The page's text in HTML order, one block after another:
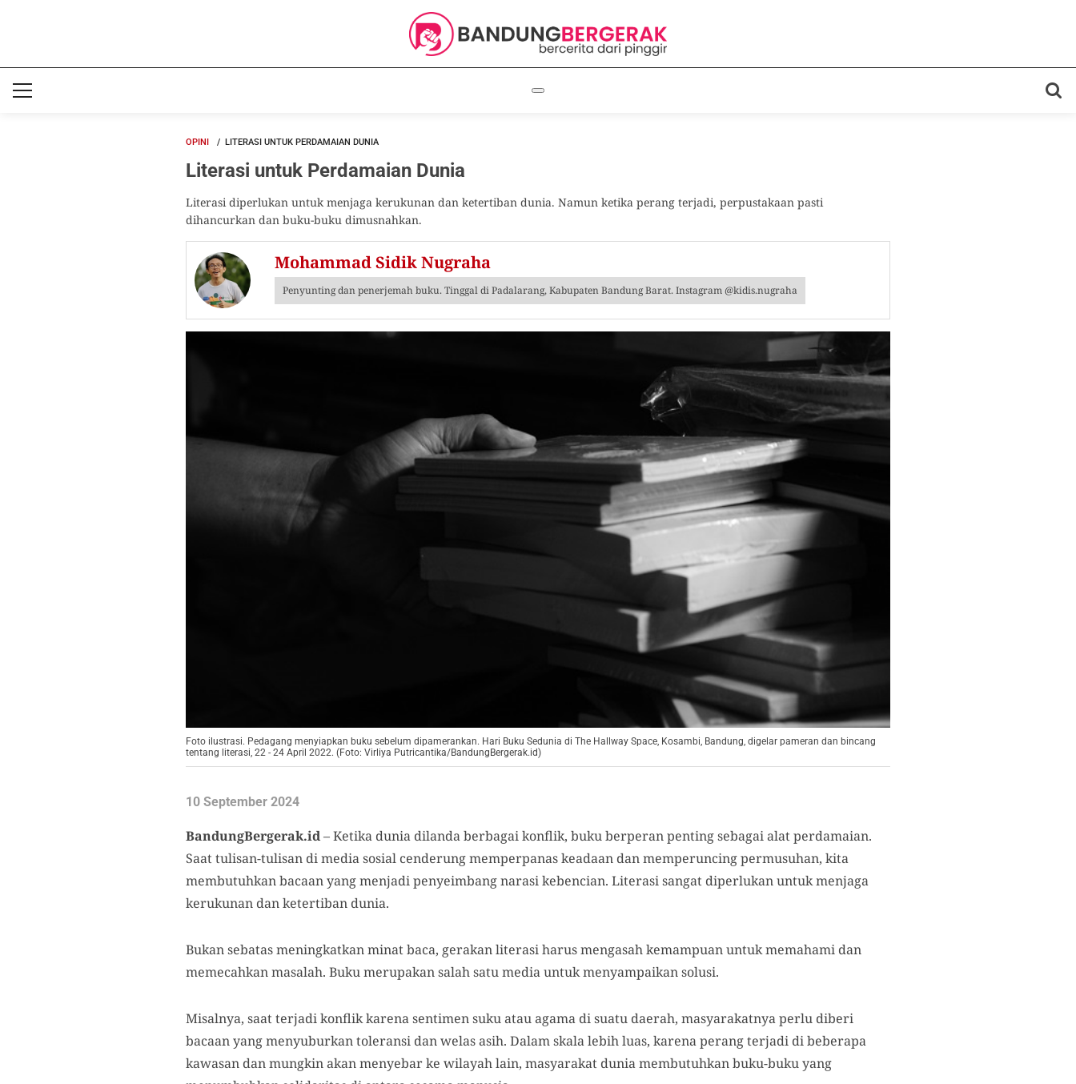
OPINI LITERASI UNTUK PERDAMAIAN DUNIA
Literasi untuk Perdamaian Dunia
Literasi diperlukan untuk menjaga kerukunan dan ketertiban dunia. Namun ketika perang terjadi, perpustakaan pasti
dihancurkan dan buku-buku dimusnahkan.
Mohammad Sidik Nugraha
Penyunting dan penerjemah buku. Tinggal di Padalarang, Kabupaten Bandung Barat. Instagram @kidis.nugraha
Foto ilustrasi. Pedagang menyiapkan buku sebelum dipamerankan. Hari Buku Sedunia di The Hallway Space, Kosambi, Bandung, digelar pameran dan bincang
tentang literasi, 22 - 24 April 2022. (Foto: Virliya Putricantika/BandungBergerak.id)
10 September 2024
BandungBergerak.id– Ketika dunia dilanda berbagai konflik, buku berperan penting sebagai alat perdamaian.
Saat tulisan-tulisan di media sosial cenderung memperpanas keadaan dan memperuncing permusuhan, kita
membutuhkan bacaan yang menjadi penyeimbang narasi kebencian. Literasi sangat diperlukan untuk menjaga
kerukunan dan ketertiban dunia.
Bukan sebatas meningkatkan minat baca, gerakan literasi harus mengasah kemampuan untuk memahami dan
memecahkan masalah. Buku merupakan salah satu media untuk menyampaikan solusi.
Misalnya, saat terjadi konflik karena sentimen suku atau agama di suatu daerah, masyarakatnya perlu diberi
bacaan yang menyuburkan toleransi dan welas asih. Dalam skala lebih luas, karena perang terjadi di beberapa
kawasan dan mungkin akan menyebar ke wilayah lain, masyarakat dunia membutuhkan buku-buku yang